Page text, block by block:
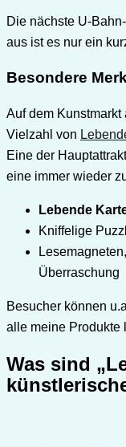
Die nächste U-
aus ist es nur ein
Besondere
Auf dem
Vielzahl von
Eine der
eine immer wieder
Lebende
Kniffelige
Überraschung
Besucher können
alle meine Produkte
Was sind